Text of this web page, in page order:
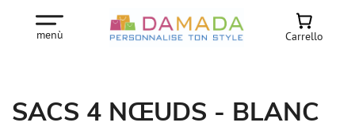
menù Carrello
SACS 4 NŒUDS - BLANC